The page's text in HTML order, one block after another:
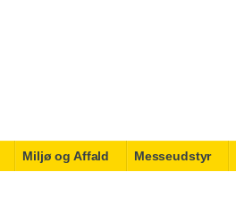
Miljø og Affald Messeudstyr